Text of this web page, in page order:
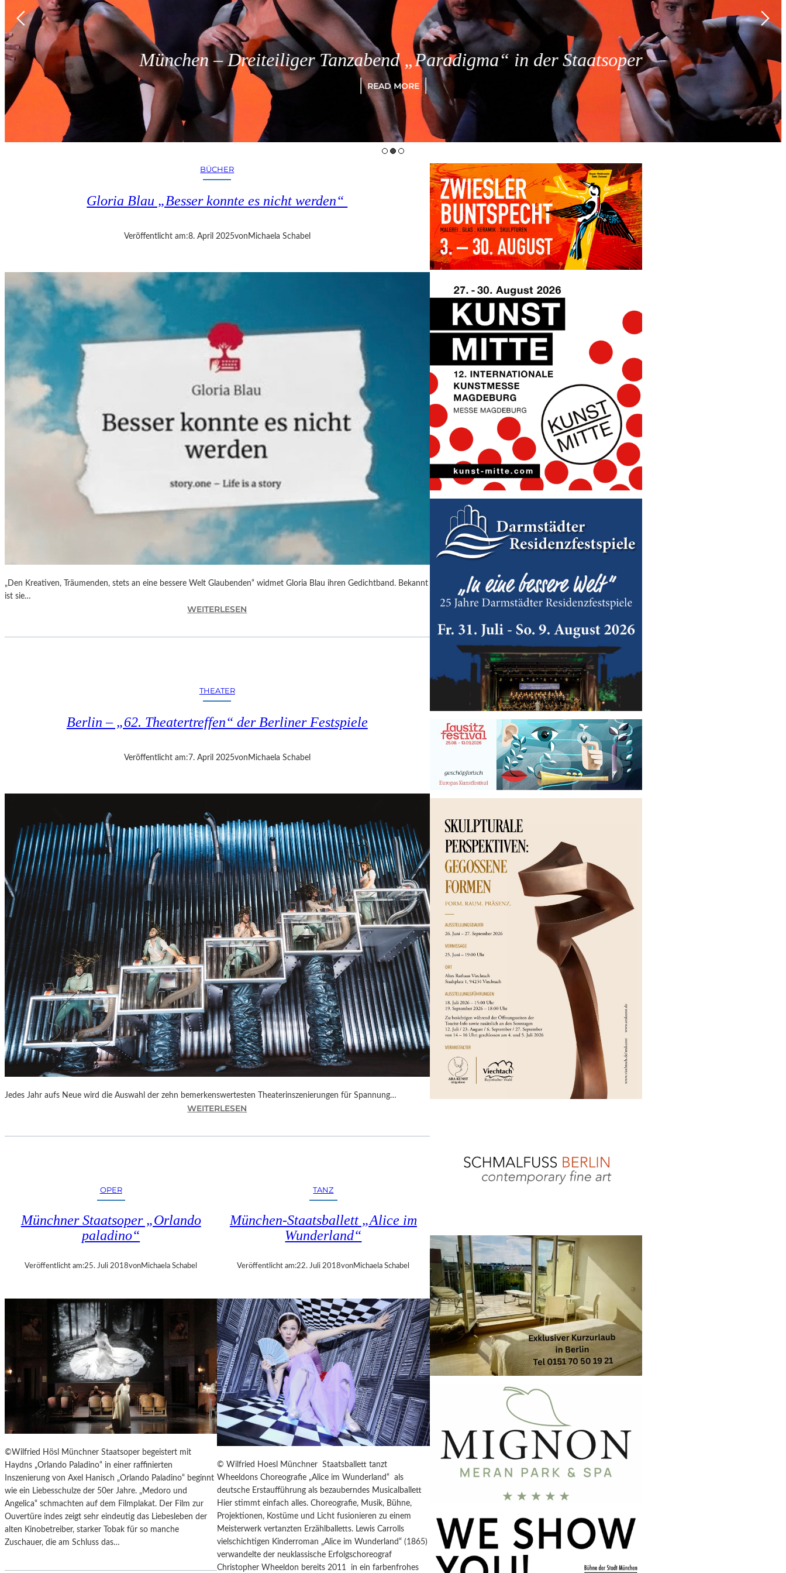
München – Dreiteiliger Tanzabend „Paradigma“ in der Staatsoper
READ MORE
BÜCHER
Gloria Blau „Besser konnte es nicht werden“
Veröffentlicht am:8. April 2025von Michaela Schabel
„Den Kreativen, Träumenden, stets an eine bessere Welt Glaubenden“ widmet Gloria Blau ihren Gedichtband. Bekannt
ist sie…
WEITERLESEN
L
A
B
R
K
O
N
N
T
E
E
S
N
I
C
H
T
W
E
R
D
E
N
THEATER
Berlin – „62. Theatertreffen“ der Berliner Festspiele
Veröffentlicht am: 7. April 2025von Michaela Schabel
Jedes Jahr aufs Neue wird die Auswahl der zehn bemerkenswertesten Theaterinszenierungen für Spannung…
WEITERLESEN
E
6
T
A
T
E
R
T
R
E
F
F
E
“
E
R
B
E
R
L
I
N
OPER
Münchner Staatsoper „Orlando
paladino“
Veröffentlicht am:25. Juli 2018vonMichaela Schabel
©Wilfried Hösl Münchner Staatsoper begeistert mit
Haydns „Orlando Paladino“ in einer raffinierten
Inszenierung von Axel Hanisch „Orlando Paladino“ beginnt
wie ein Liebesschulze der 50er Jahre. „Medoro und
Angelica“ schmachten auf dem Filmplakat. Der Film zur
Ouvertüre indes zeigt sehr eindeutig das Liebesleben der
alten Kinobetreiber, starker Tobak für so manche
Zuschauer, die am Schluss das…
TANZ
München-Staatsballett „Alice im
Wunderland“
Veröffentlicht am:22. Juli 2018vonMichaela Schabel
© Wilfried Hoesl Münchner Staatsballett tanzt
Wheeldons Choreografie „Alice im Wunderland“ als
deutsche Erstaufführung als bezauberndes Musicalballett
Hier stimmt einfach alles. Choreografie, Musik, Bühne,
Projektionen, Kostüme und Licht fusionieren zu einem
Meisterwerk vertanzten Erzählballetts. Lewis Carrolls
vielschichtigen Kinderroman „Alice im Wunderland“ (1865)
verwandelte der neuklassische Erfolgschoreograf
Christopher Wheeldon bereits 2011 in ein farbenfrohes